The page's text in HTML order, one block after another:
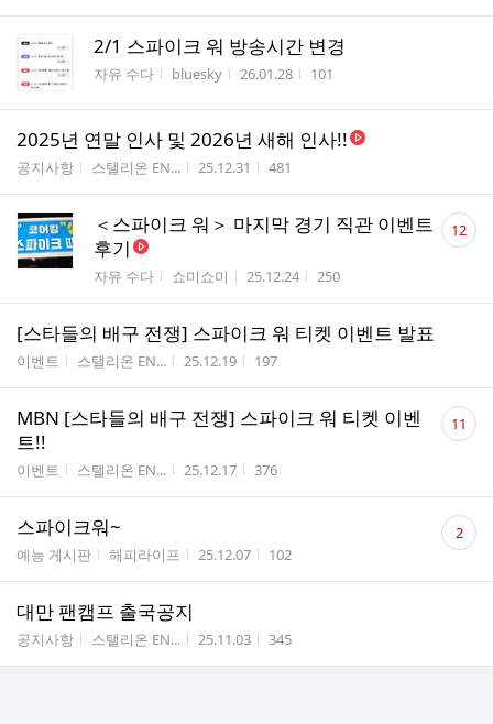
2/1 스파이크 워 방송시간 변경
게시판명
자유 수다 작성자
bluesky 작성시간
26.01.28 조회수
101
2025년 연말 인사 및 2026년 새해 인사!!
게시판명
공지사항 작성자
스탤리온 EN... 작성시간
25.12.31 조회수
481
＜스파이크 워＞ 마지막 경기 직관 이벤트
후기
게시판명
자유 수다 작성자
쇼미쇼미 작성시간
25.12.24 조회수
250
댓
글12
[스타들의 배구 전쟁] 스파이크 워 티켓 이벤트 발표
게시판명
이벤트 작성자
스탤리온 EN... 작성시간
25.12.19 조회수
197
MBN [스타들의 배구 전쟁] 스파이크 워 티켓 이벤
트!!
게시판명
이벤트 작성자
스탤리온 EN... 작성시간
25.12.17 조회수
376
댓
글11
스파이크워~
게시판명
예능 게시판 작성자
해피라이프 작성시간
25.12.07 조회수
102
댓
글 2
대만 팬캠프 출국공지
게시판명
공지사항 작성자
스탤리온 EN... 작성시간
25.11.03 조회수
345